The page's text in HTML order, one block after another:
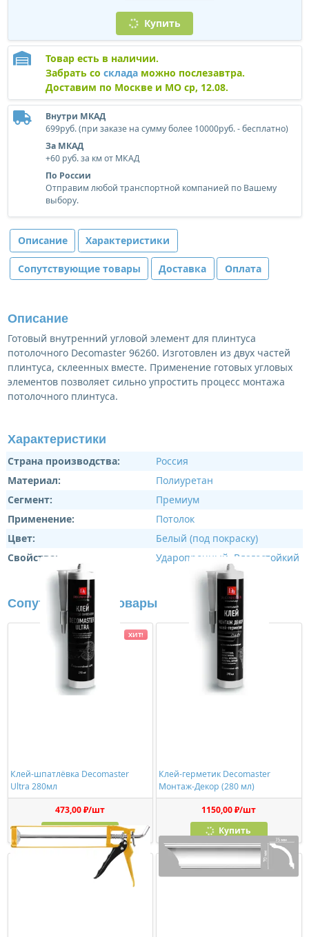
Купить
Товар есть в наличии.
Забрать со складаможно послезавтра.
Доставим по Москве и МО ср, 12.08.
Внутри МКАД
699руб. (при заказе на сумму более 10000руб. - бесплатно)
За МКАД
+60 руб. за км от МКАД
По России
Отправим любой транспортной компанией по Вашему
выбору.
Описание Характеристики
Сопутствующие товары Доставка Оплата
Описание
Готовый внутренний угловой элемент для плинтуса
потолочного Decomaster 96260. Изготовлен из двух частей
плинтуса, склеенных вместе. Применение готовых угловых
элементов позволяет сильно упростить процесс монтажа
потолочного плинтуса.
Характеристики
Страна производства:
Россия
Материал:
Полиуретан
Сегмент:
Премиум
Применение:
Потолок
Цвет:
Белый (под покраску)
Свойства:
Ударопрочный Влагостойкий
Сопутствующие товары
Клей-шпатлёвка Decomaster
Ultra 280мл
473,00 ₽/шт
Купить
ХИТ!
Клей-герметик Decomaster
Монтаж-Декор (280 мл)
1150,00 ₽/шт
Купить